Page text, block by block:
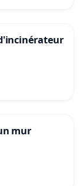
mur